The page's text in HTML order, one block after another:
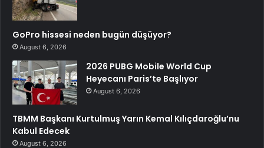
GoPro hissesi neden bugün düşüyor?
August 6, 2026
2026 PUBG Mobile World Cup
Heyecanı Paris’te Başlıyor
August 6, 2026
TBMM Başkanı Kurtulmuş Yarın Kemal Kılıçdaroğlu’nu
Kabul Edecek
August 6, 2026